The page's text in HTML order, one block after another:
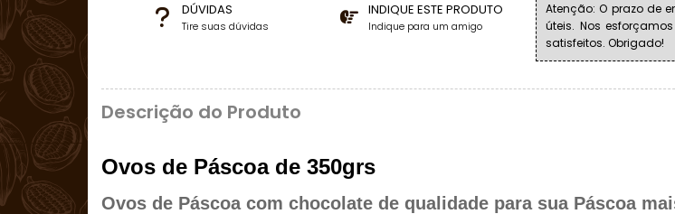
DÚVIDAS
Tire suas dúvidas
INDIQUE ESTE PRODUTO
Indique para um amigo
Atenção: O prazo de
úteis. Nos
satisfeitos. Obrigado!
Descrição do Produto
Ovos de Páscoa de 350grs
Ovos de Páscoa com chocolate de qualidade para sua Páscoa